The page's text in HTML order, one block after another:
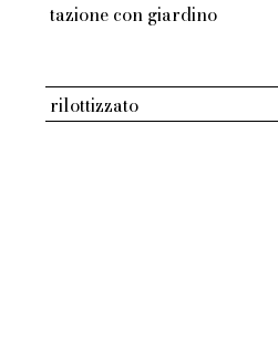
tazione con giardino
rilottizzato